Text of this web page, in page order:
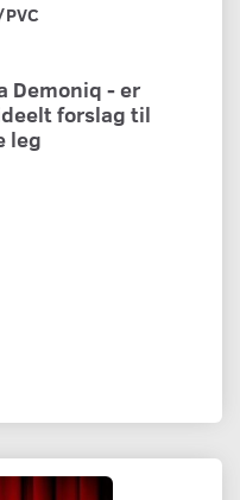
Demoniq - er
forslag til
leg